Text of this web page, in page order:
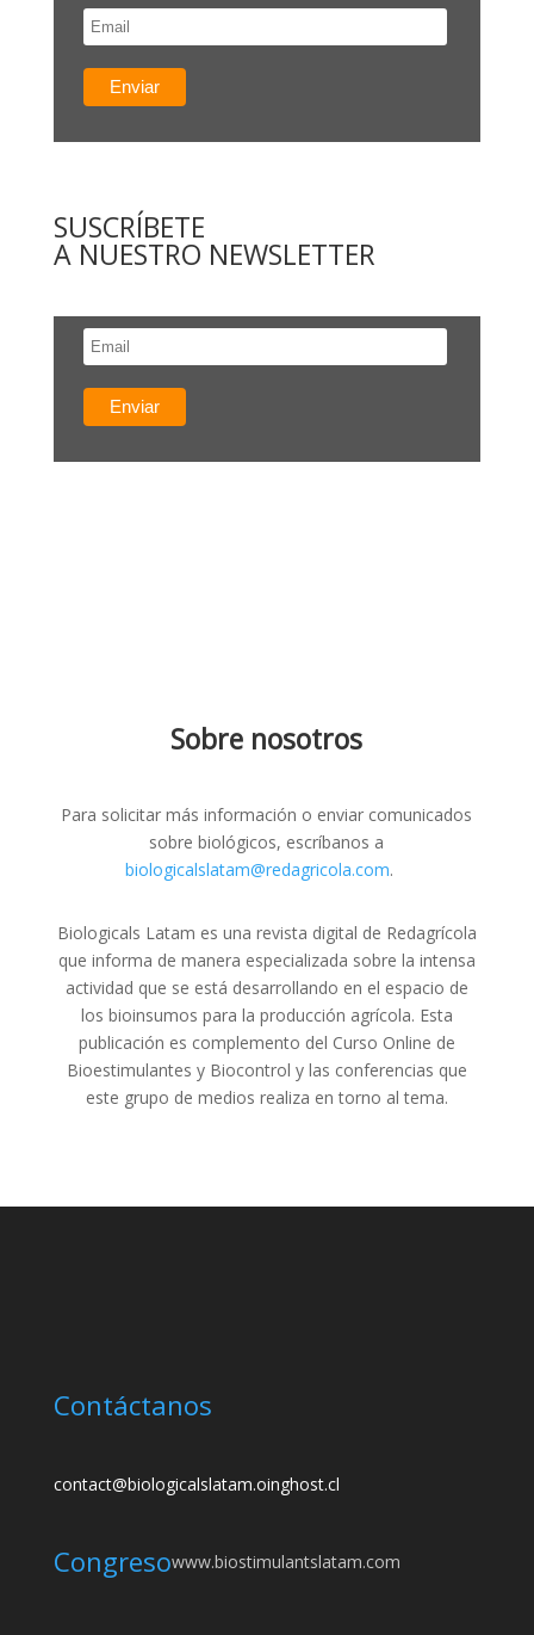
SUSCRÍBETE
A NUESTRO NEWSLETTER
Sobre nosotros
Para solicitar más información o enviar comunicados
sobre biológicos, escríbanos a
biologicalslatam@redagricola.com.
Biologicals Latam es una revista digital de Redagrícola
que informa de manera especializada sobre la intensa
actividad que se está desarrollando en el espacio de
los bioinsumos para la producción agrícola. Esta
publicación es complemento del Curso Online de
Bioestimulantes y Biocontrol y las conferencias que
este grupo de medios realiza en torno al tema.
Contáctanos
contact@biologicalslatam.oinghost.cl
Congresowww.biostimulantslatam.com